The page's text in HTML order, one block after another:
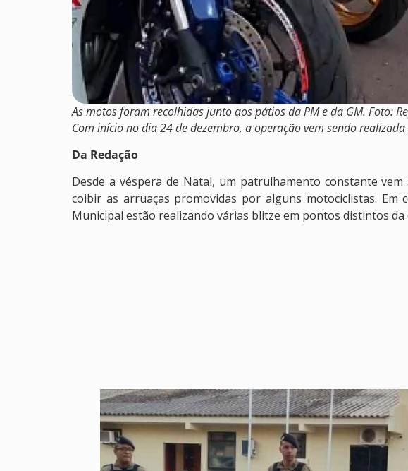
As motos foram recolhidas junto aos pátios da PM e da GM. Foto:
Com início no dia 24 de dezembro, a operação vem sendo
Da Redação
Desde a véspera de Natal, um patrulhamento constante
coibir as arruaças promovidas por alguns motociclistas. Em
Municipal estão realizando várias blitze em pontos distintos da